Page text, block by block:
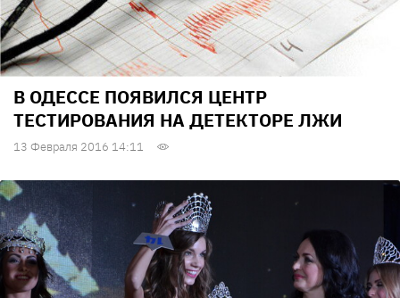
В ОДЕССЕ ПОЯВИЛСЯ ЦЕНТР
ТЕСТИРОВАНИЯ НА ДЕТЕКТОРЕ ЛЖИ
13 Февраля 2016 14:11